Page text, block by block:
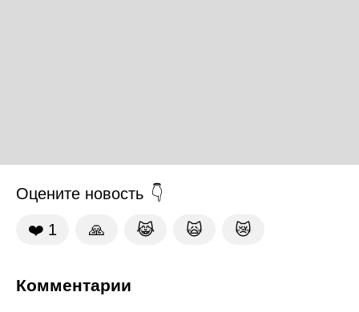
Оцените новость
❤️ 1 🙏 😹 🙀 😿
Комментарии